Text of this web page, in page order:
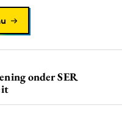
onder SER